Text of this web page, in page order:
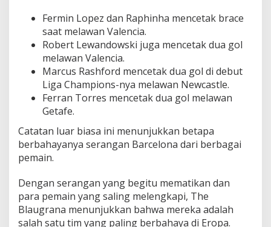
Fermin Lopez dan Raphinha mencetak brace
saat melawan Valencia.
Robert Lewandowski juga mencetak dua gol
melawan Valencia.
Marcus Rashford mencetak dua gol di debut
Liga Champions-nya melawan Newcastle.
Ferran Torres mencetak dua gol melawan
Getafe.
Catatan luar biasa ini menunjukkan betapa
berbahayanya serangan Barcelona dari berbagai
pemain.
Dengan serangan yang begitu mematikan dan
para pemain yang saling melengkapi, The
Blaugrana menunjukkan bahwa mereka adalah
salah satu tim yang paling berbahaya di Eropa.